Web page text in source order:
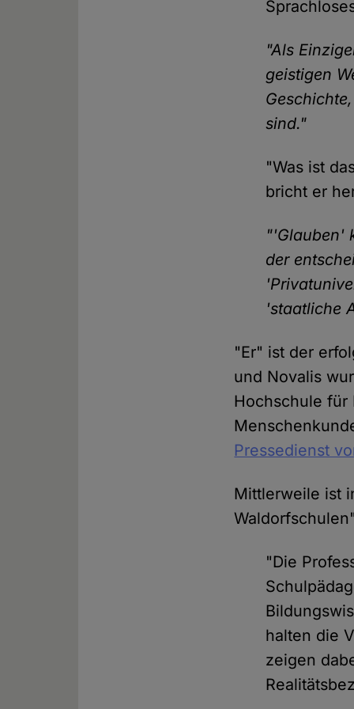
"Als
geistigen
sind."
"Was ist
bricht er
"'Glauben'
der
'staatliche
"Er" ist der
und Novalis
Hochschule für
Pressedienst
Mittlerweile ist
"Die
halten die
zeigen